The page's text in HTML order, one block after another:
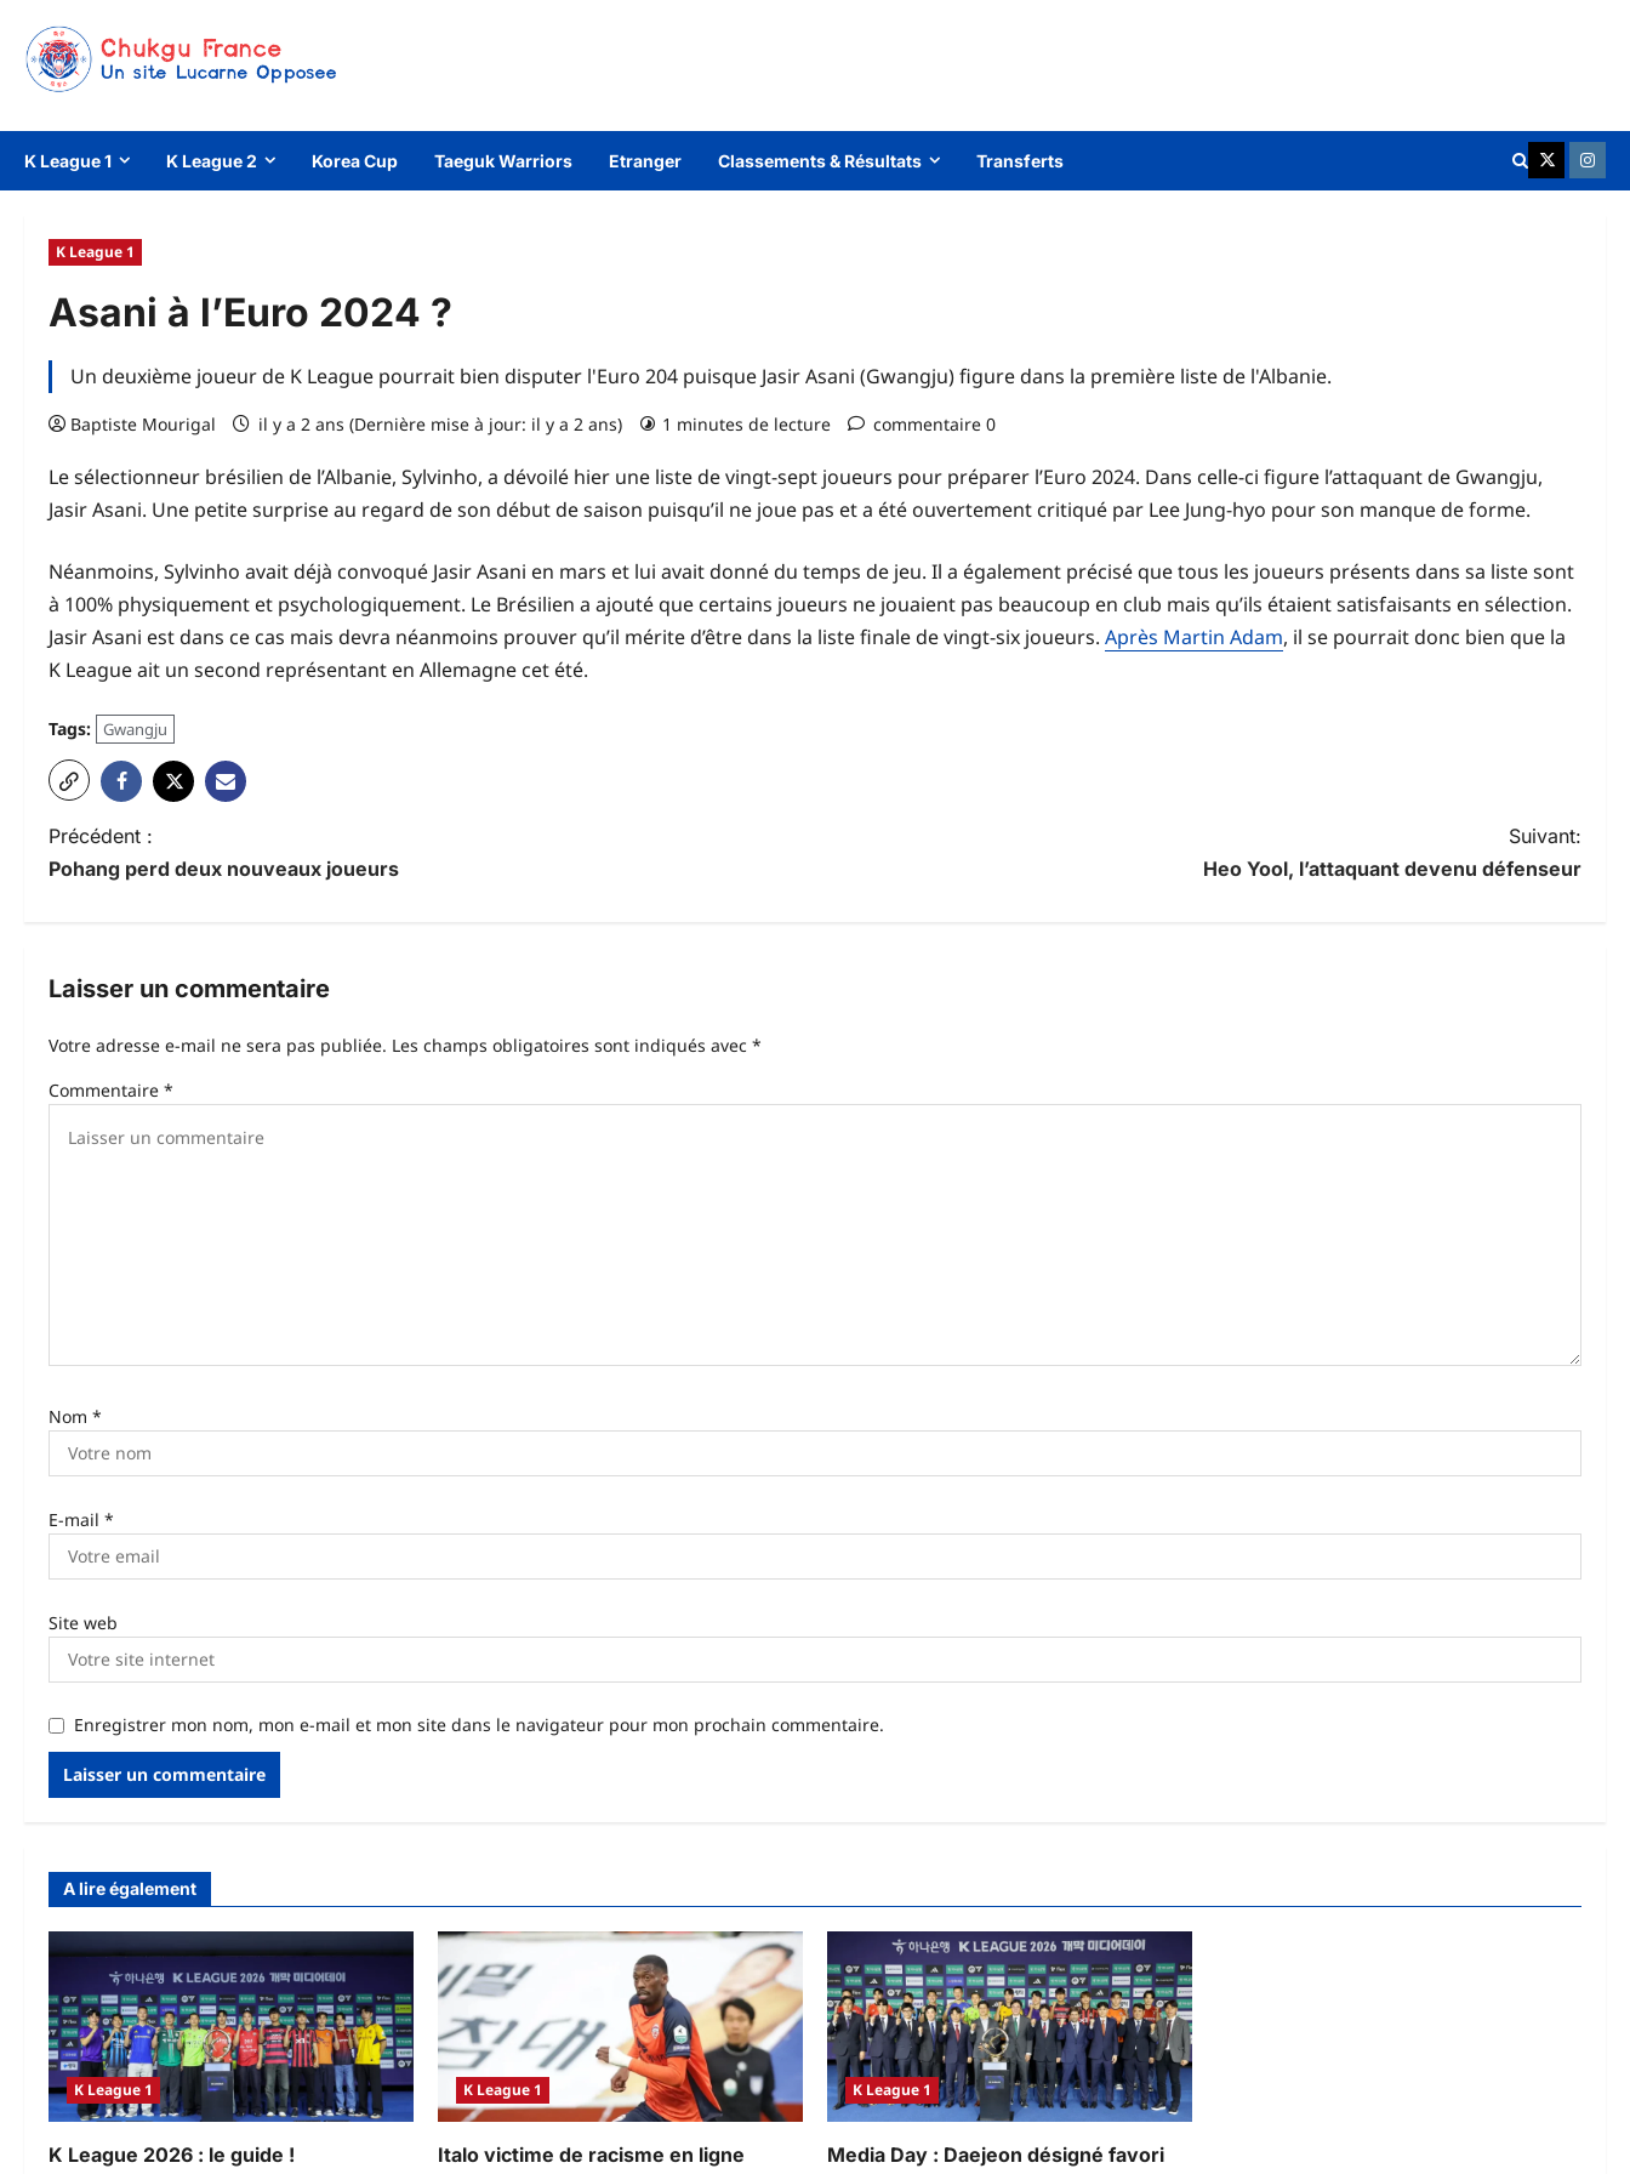
contenu
K League 1 K League 2 Korea Cup Taeguk Warriors Etranger Classements & Résultats Transferts K League
K League 1
Asani à l’Euro 2024 ?
Un deuxième joueur de K League pourrait bien disputer l'Euro 204 puisque Jasir Asani (Gwangju) figure dans la première liste de l'Albanie.
Baptiste Mourigal il y a 2 ans (Dernière mise à jour: il y a 2 ans) 1 minutes de lecture commentaire 0
Le sélectionneur brésilien de l’Albanie, Sylvinho, a dévoilé hier une liste de vingt-sept joueurs pour préparer l’Euro 2024. Dans celle-ci figure l’attaquant de Gwangju,
Jasir Asani. Une petite surprise au regard de son début de saison puisqu’il ne joue pas et a été ouvertement critiqué par Lee Jung-hyo pour son manque de forme.
Néanmoins, Sylvinho avait déjà convoqué Jasir Asani en mars et lui avait donné du temps de jeu. Il a également précisé que tous les joueurs présents dans sa liste sont
à 100% physiquement et psychologiquement. Le Brésilien a ajouté que certains joueurs ne jouaient pas beaucoup en club mais qu’ils étaient satisfaisants en sélection.
Jasir Asani est dans ce cas mais devra néanmoins prouver qu’il mérite d’être dans la liste finale de vingt-six joueurs. Après Martin Adam, il se pourrait donc bien que la
K League ait un second représentant en Allemagne cet été.
Tags: Gwangju
N
a
i
a
t
a
r
c
l
e
Précédent :
Pohang perd deux nouveaux joueurs
Suivant:
Heo Yool, l’attaquant devenu défenseur
Laisser un commentaire
Votre adresse e-mail ne sera pas publiée. Les champs obligatoires sont indiqués avec *
Commentaire *
Nom *
E-mail *
Site web
Enregistrer mon nom, mon e-mail et mon site dans le navigateur pour mon prochain commentaire.
A lire également
K League 1
K League 2026 : le guide !
K League 1
Italo victime de racisme en ligne
K League 1
Media Day : Daejeon désigné favori